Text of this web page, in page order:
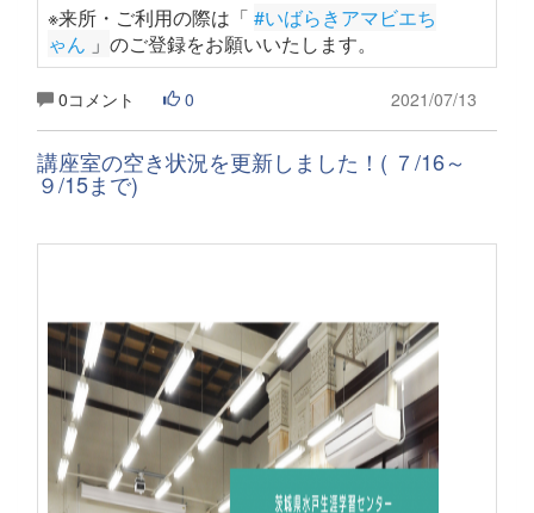
※来所・ご利用の際は「 #いばらきアマビエち
ゃん 」 のご登録をお願いいたします。
0コメント 0 2021/07/13
講座室の空き状況を更新しました！( ７/16～
９/15まで)